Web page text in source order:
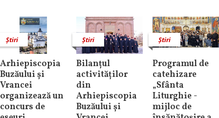
Știri
Arhiepiscopia
Buzăului și
Vrancei
organizează un
concurs de
Știri
Bilanțul
activităților
din
Arhiepiscopia
Buzăului și
Știri
Programul de
catehizare
„Sfânta
Liturghie -
mijloc de